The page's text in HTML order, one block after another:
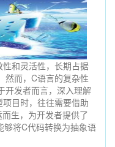
和灵活性，长期占据
然而，C语言的复杂性
开发者而言，深入理解
目时，往往需要借助
生，为开发者提供了
够将C代码转换为抽象语